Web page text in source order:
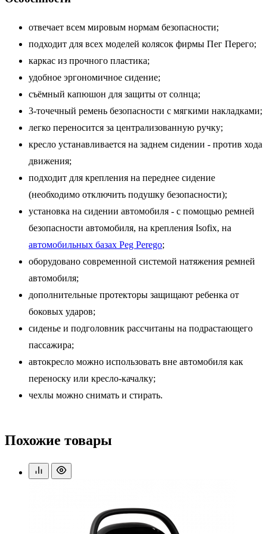
отвечает всем мировым нормам безопасности;
подходит для всех моделей колясок фирмы Пег Перего;
каркас из прочного пластика;
удобное эргономичное сидение;
съёмный капюшон для защиты от солнца;
3-точечный ремень безопасности с мягкими накладками;
легко переносится за централизованную ручку;
кресло устанавливается на заднем сидении - против хода
движения;
подходит для крепления на переднее сидение
(необходимо отключить подушку безопасности);
установка на сидении автомобиля - с помощью ремней
безопасности автомобиля, на крепления Isofix, на
автомобильных базах Peg Perego;
оборудовано современной системой натяжения ремней
автомобиля;
дополнительные протекторы защищают ребенка от
боковых ударов;
сиденье и подголовник рассчитаны на подрастающего
пассажира;
автокресло можно использовать вне автомобиля как
переноску или кресло-качалку;
чехлы можно снимать и стирать.
Похожие товары